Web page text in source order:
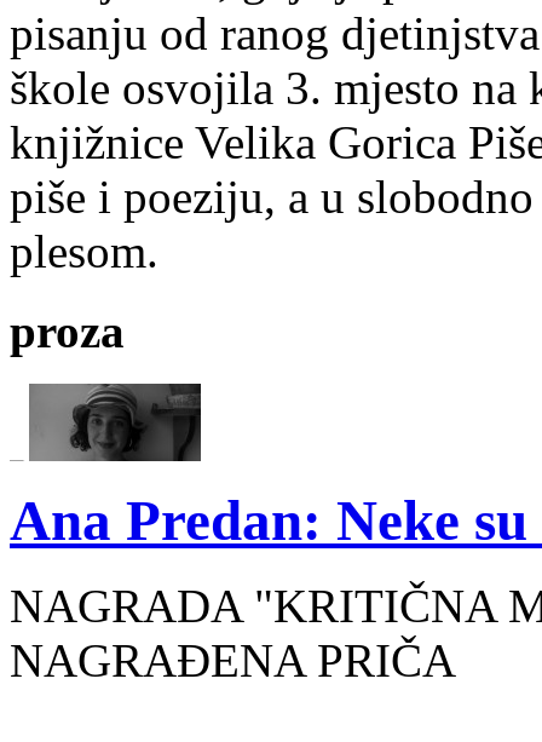
pisanju od ranog
škole osvojila 3. mjesto na
knjižnice Velika Gorica
piše i poeziju, a u
plesom.
proza
Ana Predan: Neke
NAGRADA "KRITIČNA
NAGRAĐENA PRIČA